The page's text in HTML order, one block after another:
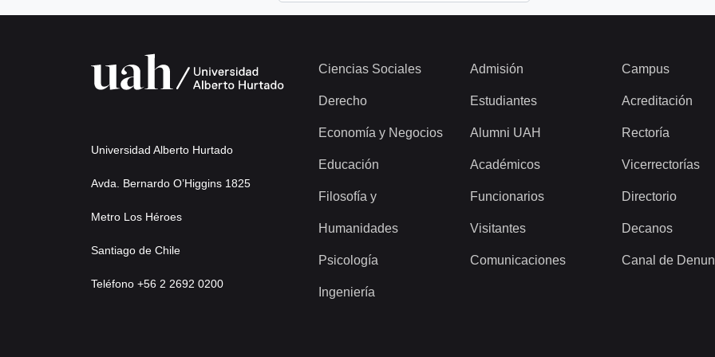
Universidad Alberto Hurtado
Avda. Bernardo O’Higgins 1825
Metro Los Héroes
Santiago de Chile
Teléfono +56 2 2692 0200
Ciencias Sociales
Derecho
Economía y Negocios
Educación
Filosofía y
Humanidades
Psicología
Ingeniería
Admisión
Estudiantes
Alumni UAH
Académicos
Funcionarios
Visitantes
Comunicaciones
Campus
Acreditación
Rectoría
Vicerrectorías
Directorio
Decanos
Canal de